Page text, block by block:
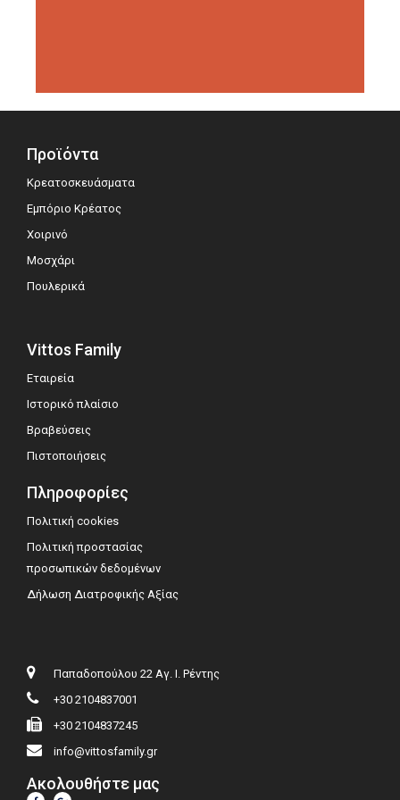
Προϊόντα
Κρεατοσκευάσματα
Εμπόριο Κρέατος
Χοιρινό
Μοσχάρι
Πουλερικά
Vittos Family
Εταιρεία
Ιστορικό πλαίσιο
Βραβεύσεις
Πιστοποιήσεις
Πληροφορίες
Πολιτική cookies
Πολιτική προστασίας
προσωπικών δεδομένων
Δήλωση Διατροφικής Αξίας
Παπαδοπούλου 22 Αγ. Ι. Ρέντης
+30 2104837001
+30 2104837245
info@vittosfamily.gr
Ακολουθήστε μας